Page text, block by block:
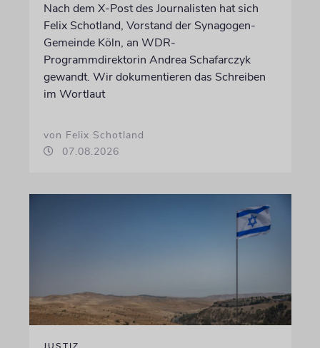
Nach dem X-Post des Journalisten hat sich
Felix Schotland, Vorstand der Synagogen-
Gemeinde Köln, an WDR-
Programmdirektorin Andrea Schafarczyk
gewandt. Wir dokumentieren das Schreiben
im Wortlaut
von Felix Schotland
07.08.2026
JUSTIZ